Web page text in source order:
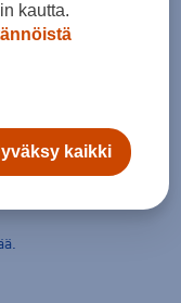
kautta.
kaikki